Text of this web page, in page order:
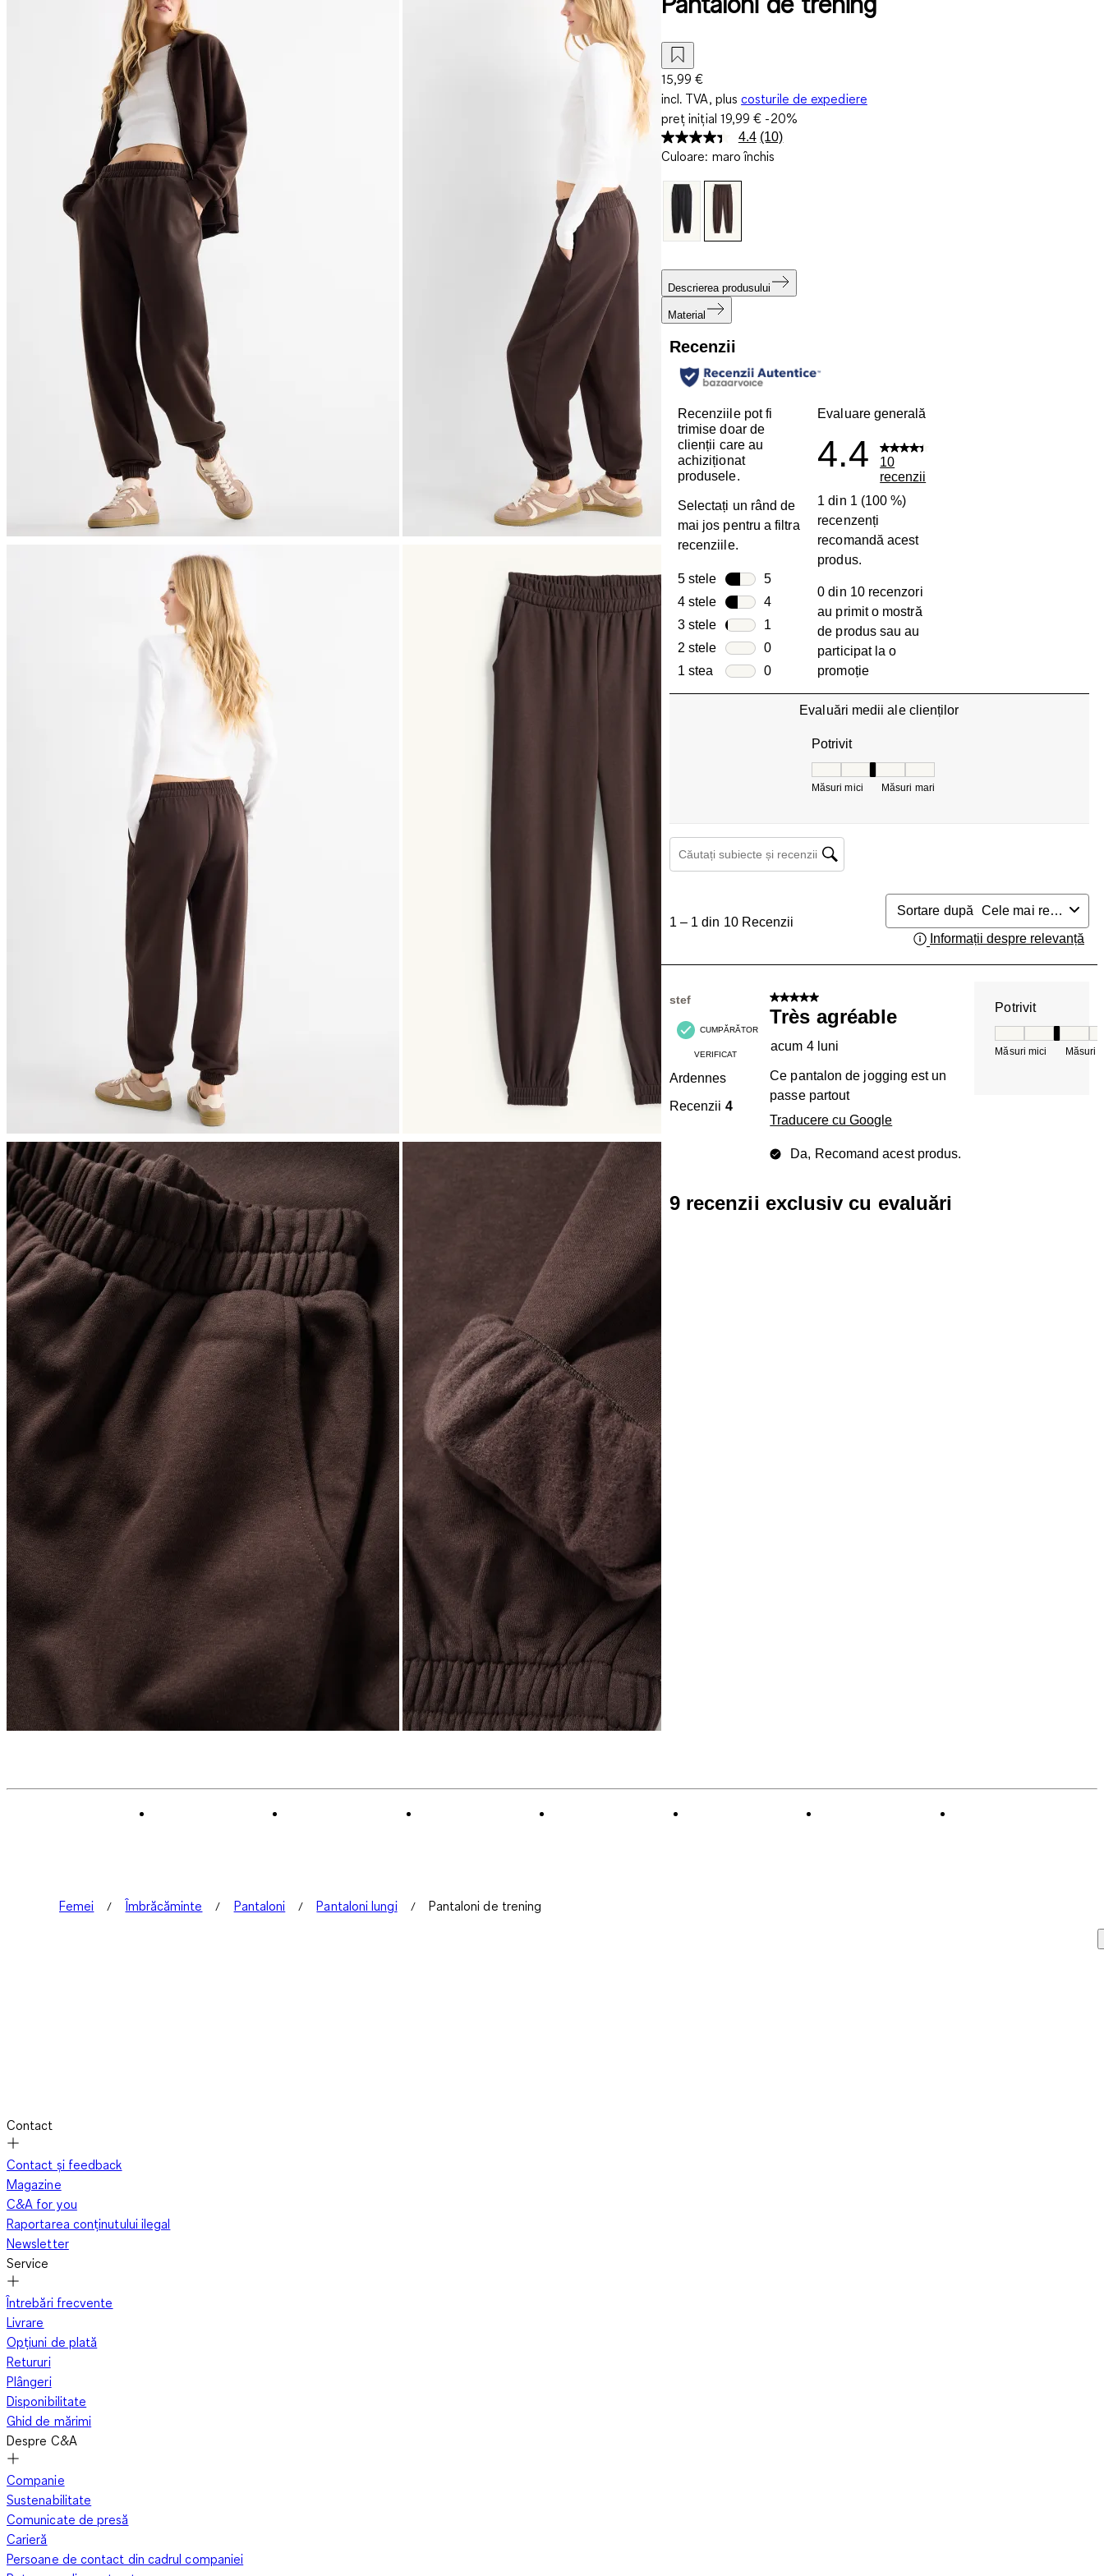
15,99 €
incl. TVA, plus costurile de expediere
preț inițial 19,99 € -20%
4.4 Citiți
10
(10)
Culoare: maro închis
Descrierea produsului
Material
Recenzii
Recenziile pot fi
trimise doar de
clienții care au
achiziționat
produsele.
Selectați un rând de
mai jos pentru a filtra
recenziile.
5 stele stele
5
5 recenzii cu 5 stele.
4 stele stele
4
4 recenzii cu 4 stele.
3 stele stele
1
1 recenzie cu 3 stele.
2 stele stele
0
0 recenzii cu 2 stele.
1 stea stele
0
0 recenzii cu 1 stea.
Evaluare generală
4.4
10
recenzii
1 din 1 (100 %)
recenzenți
recomandă acest
produs.
0 din 10 recenzori
au primit o mostră
de produs sau au
participat la o
promoție
Evaluări medii ale clienților
Potrivit
Măsuri mici Măsuri mari
Căutați subiecte și recenzii căutați regiunea
până
1 – 1 din 10 Recenzii
Sortare după
Cele mai relevante
Informații despre relevanță
stef
CUMPĂRĂTOR
VERIFICAT
Ardennes
Recenzii 4
5 din 5 stele.
Très agréable
acum 4 luni
Ce pantalon de jogging est un
passe partout
Traducere cu Google
Da, Recomand acest produs.
Potrivit
Măsuri mici Măsuri
9 recenzii exclusiv cu evaluări
Femei Îmbrăcăminte Pantaloni Pantaloni lungi Pantaloni de trening
Contact
Contact și feedback
Magazine
C&A for you
Raportarea conținutului ilegal
Newsletter
Service
Întrebări frecvente
Livrare
Opțiuni de plată
Retururi
Plângeri
Disponibilitate
Ghid de mărimi
Despre C&A
Companie
Sustenabilitate
Comunicate de presă
Carieră
Persoane de contact din cadrul companiei